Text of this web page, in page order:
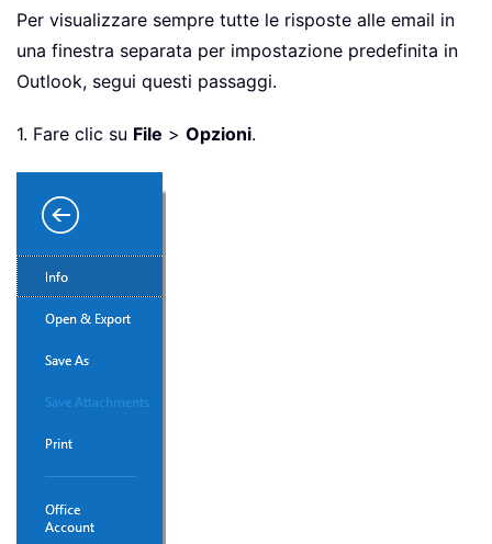
Per visualizzare sempre tutte le risposte alle email in
una finestra separata per impostazione predefinita in
Outlook, segui questi passaggi.
1. Fare clic su File > Opzioni.